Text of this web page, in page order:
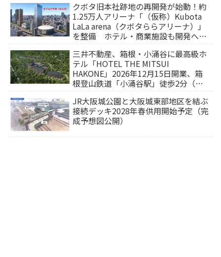
クボタ旧本社跡地の再開発が始動！約
1.25万人アリーナ「（仮称）Kubota
LaLa arena（クボタららアリーナ）」
を整備 ホテル・商業施設も開発へ
三井不動産、箱根・小涌谷に最高級ホ
テル「HOTEL THE MITSUI
HAKONE」2026年12月15日開業、箱
根登山鉄道「小涌谷駅」徒歩2分（旅
JR大阪城公園と大阪城東部地区を結ぶ
接続デッキ2028年春供用開始予定（完
成予想図公開）